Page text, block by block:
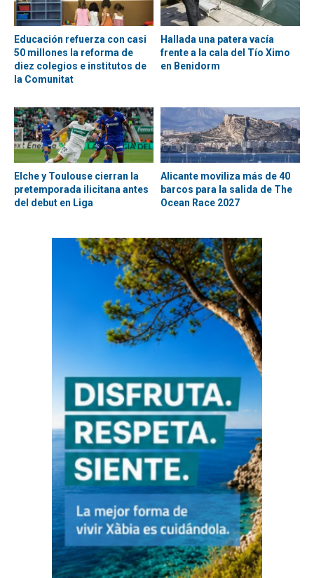
Educación refuerza con casi
50 millones la reforma de
diez colegios e institutos de
la Comunitat
Hallada una patera vacía
frente a la cala del Tío Ximo
en Benidorm
Elche y Toulouse cierran la
pretemporada ilicitana antes
del debut en Liga
Alicante moviliza más de 40
barcos para la salida de The
Ocean Race 2027